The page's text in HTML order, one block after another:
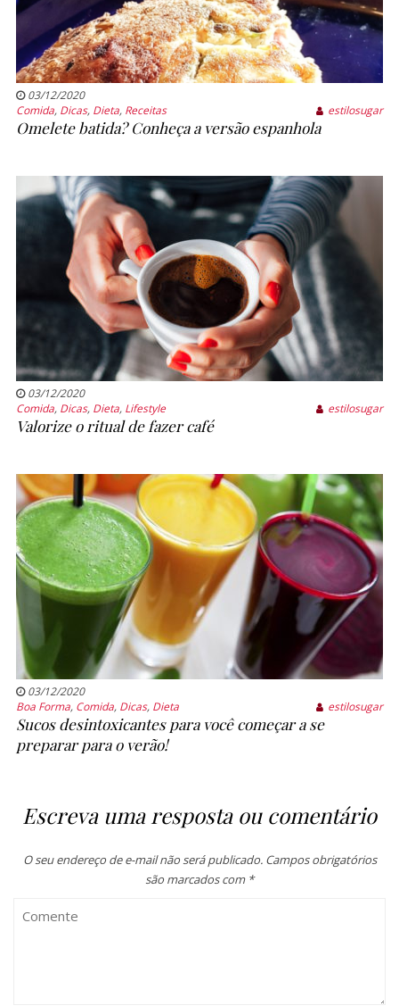
03/12/2020
Comida, Dicas, Dieta, Receitas estilosugar
Omelete batida? Conheça a versão espanhola
03/12/2020
Comida, Dicas, Dieta, Lifestyle estilosugar
Valorize o ritual de fazer café
03/12/2020
Boa Forma, Comida, Dicas, Dieta estilosugar
Sucos desintoxicantes para você começar a se
preparar para o verão!
Escreva uma resposta ou comentário
O seu endereço de e-mail não será publicado. Campos obrigatórios
são marcados com *